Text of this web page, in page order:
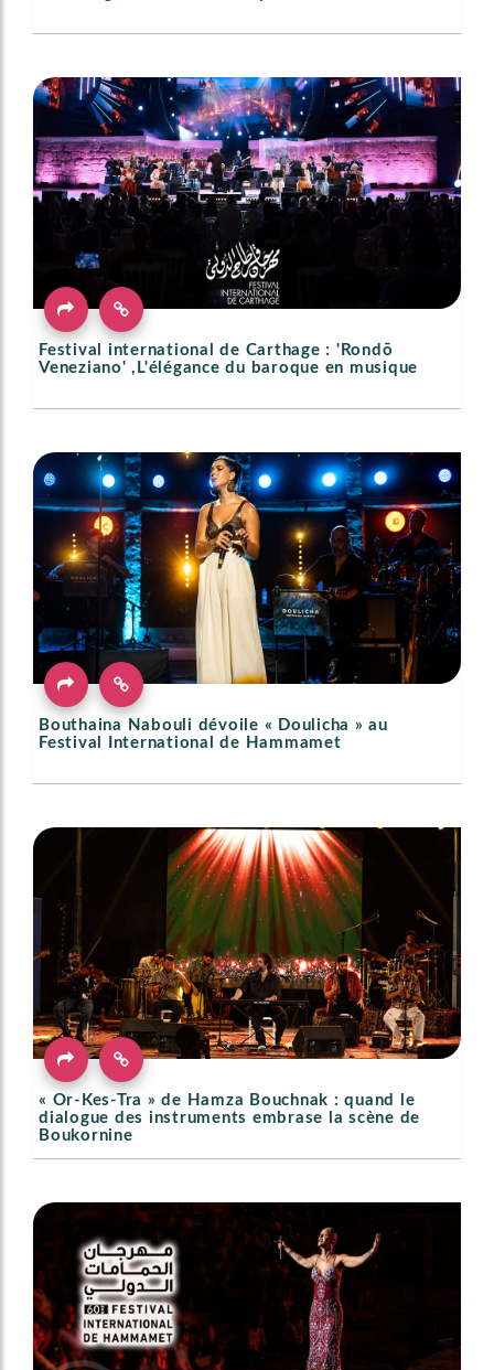
Festival international de Carthage : 'Rondō
Veneziano' ,L'élégance du baroque en musique
Bouthaina Nabouli dévoile « Doulicha » au
Festival International de Hammamet
« Or-Kes-Tra » de Hamza Bouchnak : quand le
dialogue des instruments embrase la scène de
Boukornine